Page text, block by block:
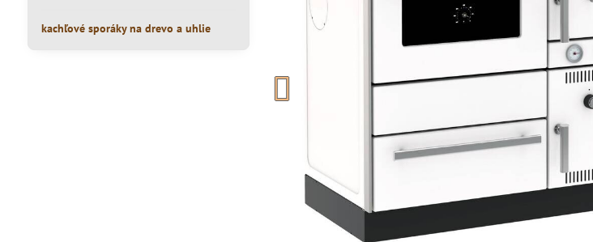
kachľové sporáky na drevo a uhlie